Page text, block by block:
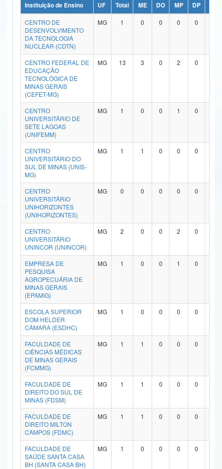
Ministério da Ciência, Tecnologia, Inovações e Comunicações
Ministério do Meio Ambiente
Ministério do Turismo
Ministério do Desenvolvimento Regional
Controladoria-Geral da União
Ministério da Mulher, da Família e dos Direitos Humanos
Secretaria-Geral
Secretaria de Governo
Gabinete de Segurança Institucional
Advocacia-Geral da União
Banco Central do Brasil
Instituição de Ensino UF Total ME DO MP DP
CENTRO DE
DESENVOLVIMENTO
DA TECNOLOGIA
NUCLEAR (CDTN)
MG 1 0 0 0 0
CENTRO FEDERAL DE
EDUCAÇÃO
TECNOLÓGICA DE
MINAS GERAIS
(CEFET-MG)
MG 13 3 0 2 0
CENTRO
UNIVERSITÁRIO DE
SETE LAGOAS
(UNIFEMM)
MG 1 0 0 1 0
CENTRO
UNIVERSITÁRIO DO
SUL DE MINAS (UNIS-
MG)
MG 1 1 0 0 0
CENTRO
UNIVERSITÁRIO
UNIHORIZONTES
(UNIHORIZONTES)
MG 0 0 0 0 0
CENTRO
UNIVERSITÁRIO
UNINCOR (UNINCOR)
MG 2 0 0 2 0
EMPRESA DE
PESQUISA
AGROPECUÁRIA DE
MINAS GERAIS
(EPAMIG)
MG 1 0 0 1 0
ESCOLA SUPERIOR
DOM HELDER
CÂMARA (ESDHC)
MG 1 0 0 0 0
FACULDADE DE
CIÊNCIAS MÉDICAS
DE MINAS GERAIS
(FCMMG)
MG 1 1 0 0 0
FACULDADE DE
DIREITO DO SUL DE
MINAS (FDSM)
MG 1 1 0 0 0
FACULDADE DE
DIREITO MILTON
CAMPOS (FDMC)
MG 1 1 0 0 0
FACULDADE DE
SAÚDE SANTA CASA
BH (SANTA CASA BH)
MG 1 0 0 0 0